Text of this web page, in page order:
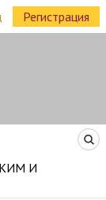
Регистрация
И